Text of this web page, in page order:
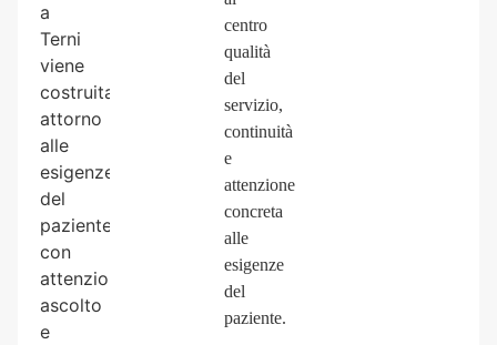
a
Terni
viene
costruita
attorno
alle
esigenze
del
paziente,
con
attenzione,
ascolto
e
centro
qualità
del
servizio,
continuità
e
attenzione
concreta
alle
esigenze
del
paziente.